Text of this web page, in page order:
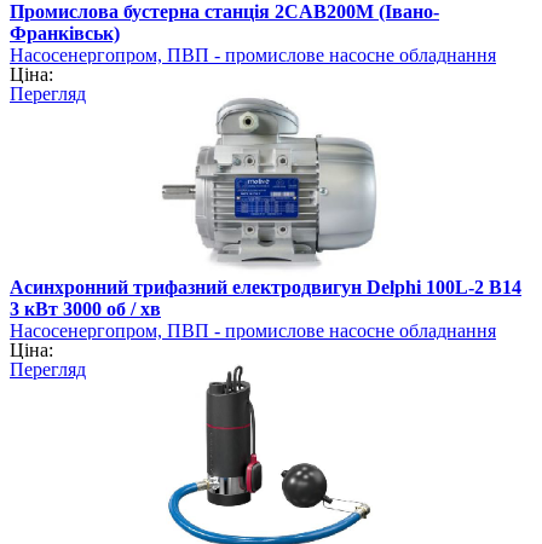
Промислова бустерна станція 2CAB200M (Івано-
Франківськ)
Насосенергопром, ПВП - промислове насосне обладнання
Ціна:
Перегляд
Асинхронний трифазний електродвигун Delphi 100L-2 B14
3 кВт 3000 об / хв
Насосенергопром, ПВП - промислове насосне обладнання
Ціна:
Перегляд